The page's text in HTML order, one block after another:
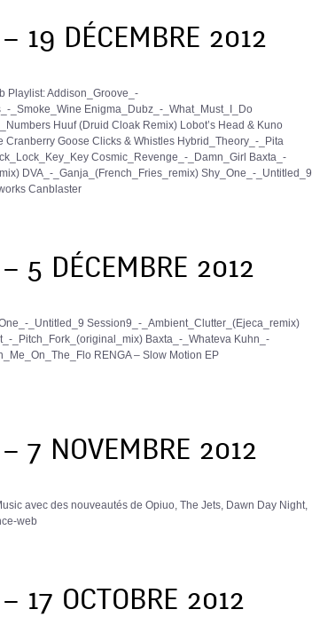
19 DÉCEMBRE 2012
Playlist: Addison_Groove_-
_Smoke_Wine Enigma_Dubz_-_What_Must_I_Do
Huuf (Druid Cloak Remix) Lobot’s Head & Kuno
Goose Clicks & Whistles Hybrid_Theory_-_Pita
Cosmic_Revenge_-_Damn_Girl Baxta_-
DVA_-_Ganja_(French_Fries_remix) Shy_One_-_Untitled_9
Canblaster
5 DÉCEMBRE 2012
_Untitled_9 Session9_-_Ambient_Clutter_(Ejeca_remix)
_Pitch_Fork_(original_mix) Baxta_-_Whateva Kuhn_-
RENGA – Slow Motion EP
7 NOVEMBRE 2012
avec des nouveautés de Opiuo, The Jets, Dawn Day Night,
web
17 OCTOBRE 2012